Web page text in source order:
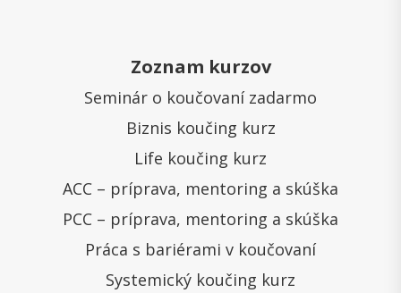
Zoznam kurzov
Seminár o koučovaní zadarmo
Biznis koučing kurz
Life koučing kurz
ACC – príprava, mentoring a skúška
PCC – príprava, mentoring a skúška
Práca s bariérami v koučovaní
Systemický koučing kurz